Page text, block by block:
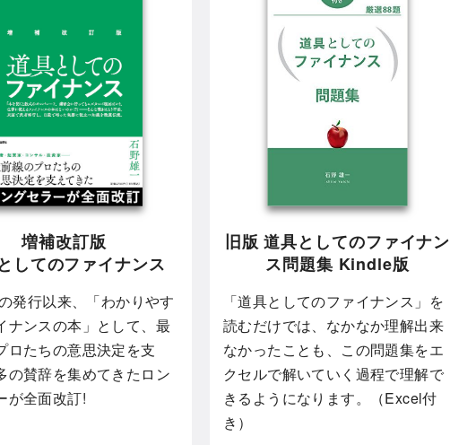
増補改訂版
してのファイナンス
発行以来、「わかりやす
ナンスの本」として、最
ロたちの意思決定を支
の賛辞を集めてきたロン
が全面改訂!
旧版 道具としてのファイナン
ス問題集 Kindle版
「道具としてのファイナンス」を
読むだけでは、なかなか理解出来
なかったことも、この問題集をエ
クセルで解いていく過程で理解で
きるようになります。（Excel付
き）